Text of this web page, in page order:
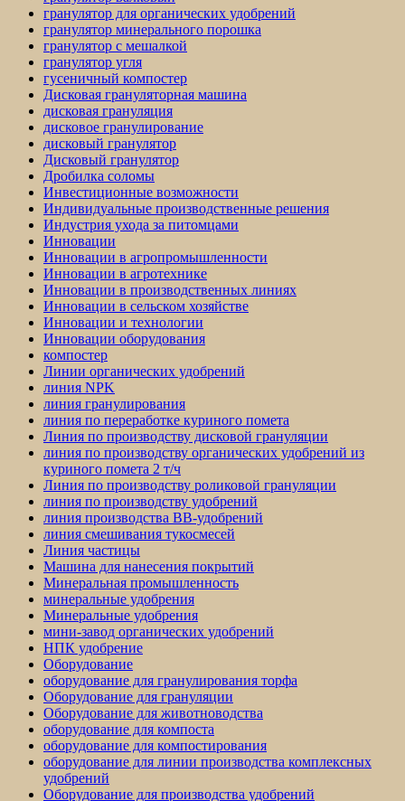
гранулятор для органических удобрений
гранулятор минерального порошка
гранулятор с мешалкой
гранулятор угля
гусеничный компостер
Дисковая грануляторная машина
дисковая грануляция
дисковое гранулирование
дисковый гранулятор
Дисковый гранулятор
Дробилка соломы
Инвестиционные возможности
Индивидуальные производственные решения
Индустрия ухода за питомцами
Инновации
Инновации в агропромышленности
Инновации в агротехнике
Инновации в производственных линиях
Инновации в сельском хозяйстве
Инновации и технологии
Инновации оборудования
компостер
Линии органических удобрений
линия NPK
линия гранулирования
линия по переработке куриного помета
Линия по производству дисковой грануляции
линия по производству органических удобрений из
куриного помета 2 т/ч
Линия по производству роликовой грануляции
линия по производству удобрений
линия производства BB-удобрений
линия смешивания тукосмесей
Линия частицы
Машина для нанесения покрытий
Минеральная промышленность
минеральные удобрения
Минеральные удобрения
мини-завод органических удобрений
НПК удобрение
Оборудование
оборудование для гранулирования торфа
Оборудование для грануляции
Оборудование для животноводства
оборудование для компоста
оборудование для компостирования
оборудование для линии производства комплексных
удобрений
Оборудование для производства удобрений